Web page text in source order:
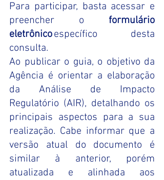
Para participar, basta acessar e
preencher o formulário
eletrônico específico desta
consulta.
Ao publicar o guia, o objetivo da
Agência é orientar a elaboração
da Análise de Impacto
Regulatório (AIR), detalhando os
principais aspectos para a sua
realização. Cabe informar que a
versão atual do documento é
similar à anterior, porém
atualizada e alinhada aos